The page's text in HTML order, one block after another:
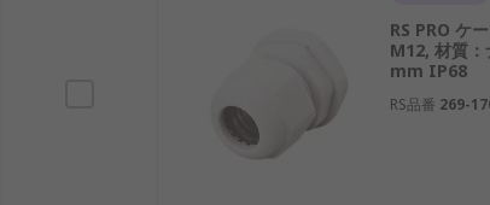
RS PRO ケ
M12, 材質
mm IP68
RS品番 269-